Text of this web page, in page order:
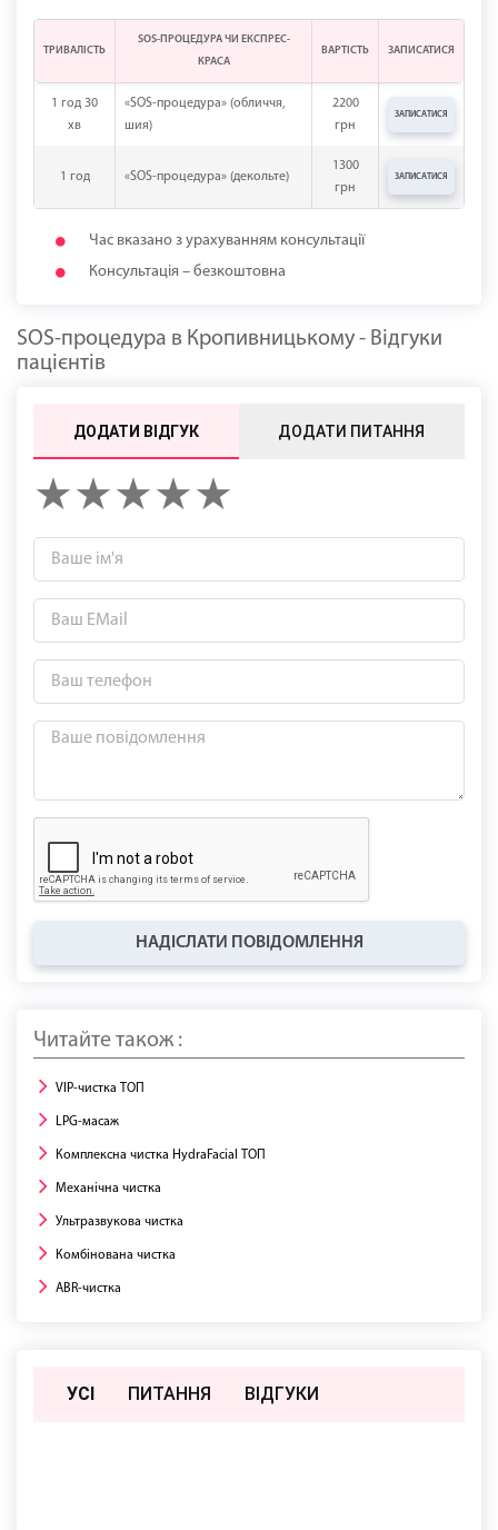
1 год 30
хв
«SOS-процедура» (обличчя,
шия)
2200
грн
ЗАПИСАТИСЯ
1 год «SOS-процедура» (декольте)
1300
грн
ЗАПИСАТИСЯ
ТРИВАЛІСТЬ
SOS-ПРОЦЕДУРА ЧИ ЕКСПРЕС-
КРАСА
ВАРТІСТЬ ЗАПИСАТИСЯ
Час вказано з урахуванням консультації
Консультація – безкоштовна
SOS-процедура в Кропивницькому - Відгуки
пацієнтів
ДОДАТИ ВІДГУК ДОДАТИ ПИТАННЯ
НАДІСЛАТИ ПОВІДОМЛЕННЯ
Читайте також :
VIP-чистка ТОП
LPG-масаж
Комплексна чистка HydraFacial ТОП
Механічна чистка
Ультразвукова чистка
Комбінована чистка
ABR-чистка
УСІ ПИТАННЯ ВIДГУКИ